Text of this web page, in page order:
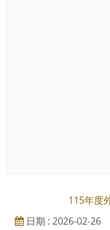
115年度
日期 : 2026-02-26